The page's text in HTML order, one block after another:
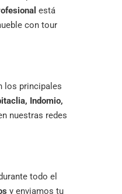
está
con tour
los principales
Indomio,
nuestras redes
todo el
y enviamos tu